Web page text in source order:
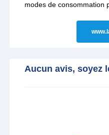
modes de consommation
Aucun avis, soyez